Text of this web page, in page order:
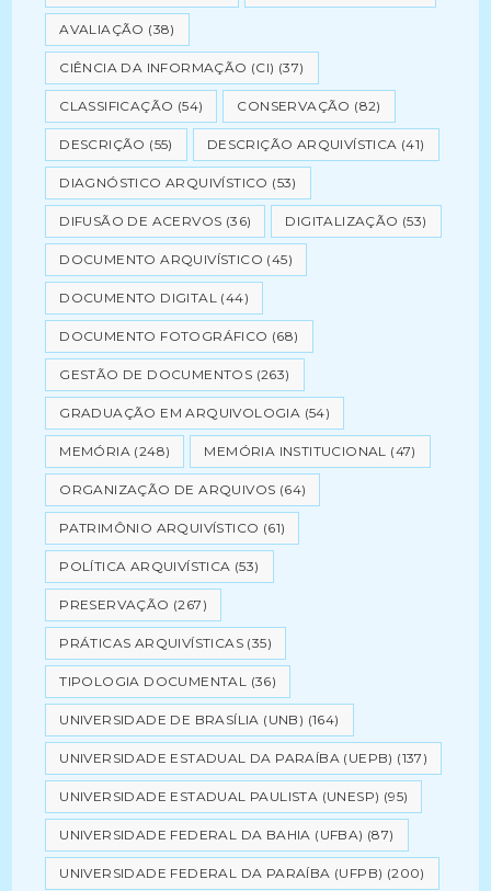
AVALIAÇÃO (38)
CIÊNCIA DA INFORMAÇÃO (CI) (37)
CLASSIFICAÇÃO (54) CONSERVAÇÃO (82)
DESCRIÇÃO (55) DESCRIÇÃO ARQUIVÍSTICA (41)
DIAGNÓSTICO ARQUIVÍSTICO (53)
DIFUSÃO DE ACERVOS (36) DIGITALIZAÇÃO (53)
DOCUMENTO ARQUIVÍSTICO (45)
DOCUMENTO DIGITAL (44)
DOCUMENTO FOTOGRÁFICO (68)
GESTÃO DE DOCUMENTOS (263)
GRADUAÇÃO EM ARQUIVOLOGIA (54)
MEMÓRIA (248) MEMÓRIA INSTITUCIONAL (47)
ORGANIZAÇÃO DE ARQUIVOS (64)
PATRIMÔNIO ARQUIVÍSTICO (61)
POLÍTICA ARQUIVÍSTICA (53)
PRESERVAÇÃO (267)
PRÁTICAS ARQUIVÍSTICAS (35)
TIPOLOGIA DOCUMENTAL (36)
UNIVERSIDADE DE BRASÍLIA (UNB) (164)
UNIVERSIDADE ESTADUAL DA PARAÍBA (UEPB) (137)
UNIVERSIDADE ESTADUAL PAULISTA (UNESP) (95)
UNIVERSIDADE FEDERAL DA BAHIA (UFBA) (87)
UNIVERSIDADE FEDERAL DA PARAÍBA (UFPB) (200)